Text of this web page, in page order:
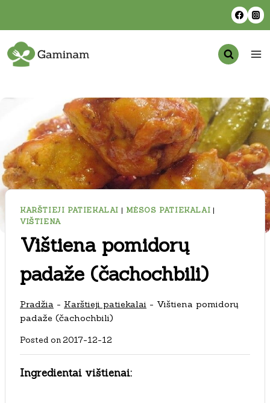
content
KARŠTIEJI PATIEKALAI | MĖSOS PATIEKALAI |
VIŠTIENA
Vištiena pomidorų
padaže (čachochbili)
Pradžia - Karštieji patiekalai - Vištiena pomidorų
padaže (čachochbili)
Posted on2017-12-12
Ingredientai vištienai: